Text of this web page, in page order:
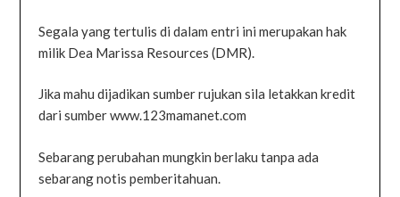
Segala yang tertulis di dalam entri ini merupakan hak
milik Dea Marissa Resources (DMR).
Jika mahu dijadikan sumber rujukan sila letakkan kredit
dari sumber www.123mamanet.com
Sebarang perubahan mungkin berlaku tanpa ada
sebarang notis pemberitahuan.